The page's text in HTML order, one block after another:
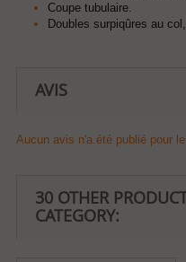
Coupe tubulaire.
Doubles surpiqûres au
AVIS
Aucun avis n'a été publié pour
30 OTHER
CATEGORY: